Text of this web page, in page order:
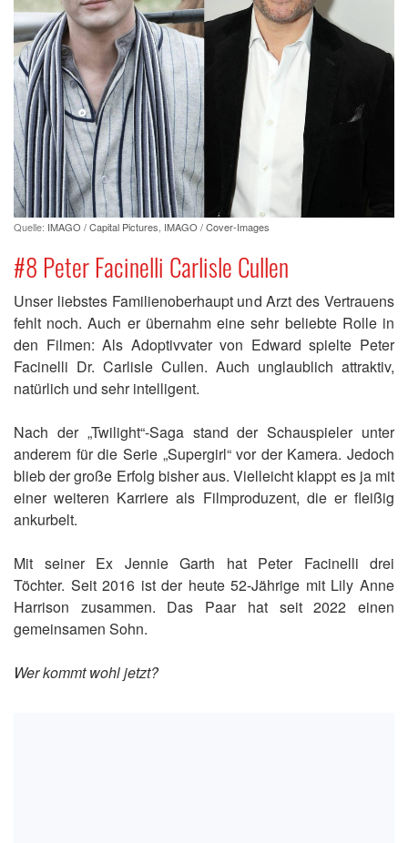
Quelle: IMAGO / Capital Pictures, IMAGO / Cover-Images
#8 Peter Facinelli Carlisle Cullen
Unser liebstes Familienoberhaupt und Arzt des Vertrauens
fehlt noch. Auch er übernahm eine sehr beliebte Rolle in
den Filmen: Als Adoptivvater von Edward spielte Peter
Facinelli Dr. Carlisle Cullen. Auch unglaublich attraktiv,
natürlich und sehr intelligent.
Nach der „Twilight“-Saga stand der Schauspieler unter
anderem für die Serie „Supergirl“ vor der Kamera. Jedoch
blieb der große Erfolg bisher aus. Vielleicht klappt es ja mit
einer weiteren Karriere als Filmproduzent, die er fleißig
ankurbelt.
Mit seiner Ex Jennie Garth hat Peter Facinelli drei
Töchter. Seit 2016 ist der heute 52-Jährige mit Lily Anne
Harrison zusammen. Das Paar hat seit 2022 einen
gemeinsamen Sohn.
Wer kommt wohl jetzt?